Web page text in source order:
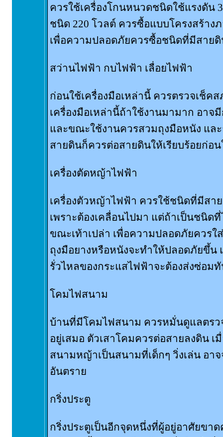
ควรใช้เครื่องโกนหนวดชนิดใช้แรงดัน
ชนิด 220 โวลต์ ควรซื้อแบบโครงสร้าง
เพื่อความปลอดภัยควรซื้อชนิดที่มีสาย
สว่านไฟฟ้า กบไฟฟ้า เลื่อยไฟฟ้า
ก่อนใช้เครื่องมือเหล่านี้ ควรตรวจเช็ค
เครื่องมือเหล่านี้ถ้าใช้งานมามาก อาจ
และขณะใช้งานควรสวมถุงมือหนัง แล
สายดินก็ควรต่อสายดินให้เรียบร้อยก่อ
เครื่องตัดหญ้าไฟฟ้า
เครื่องตัวหญ้าไฟฟ้า ควรใช้ชนิดที่มีสา
เพราะต้องเคลื่อนไปมา แต่ถ้าเป็นชนิด
ขณะเท้าเปล่า เพื่อความปลอดภัยควรใ
ถุงมือยางหรือหนังจะทำให้ปลอดภัยขึ้น
รั่วไหลของกระแสไฟฟ้าจะต้องส่งซ่อม
โคมไฟสนาม
บ้านที่มีโคมไฟสนาม ควรหมั่นดูแลตร
อยู่เสมอ ตัวเสาโคมควรต่อสายลงดิน เ
สนามหญ้าเป็นสนามที่เด็กๆ วิ่งเล่น อา
อันตราย
กริ่งประตู
กริ่งประตูเป็นอีกจุดหนึ่งที่ผู้อยู่อาศัยขา